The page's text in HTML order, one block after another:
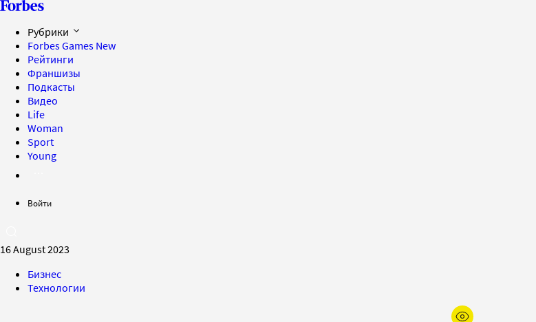
Рубрики
Forbes Games New
Рейтинги
Франшизы
Подкасты
Видео
Life
Woman
Sport
Young
Войти
16 August 2023
Бизнес
Технологии